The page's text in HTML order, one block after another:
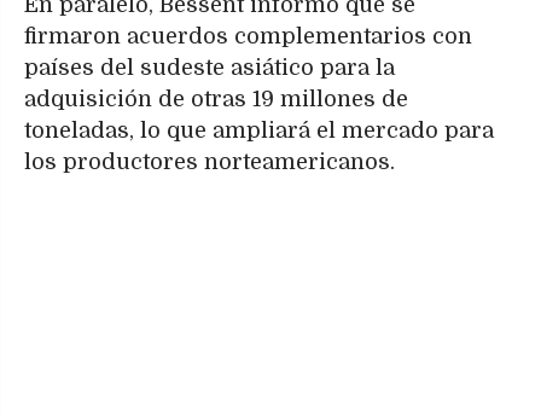
firmaron acuerdos complementarios con
países del sudeste asiático para la
adquisición de otras 19 millones de
toneladas, lo que ampliará el mercado para
los productores norteamericanos.